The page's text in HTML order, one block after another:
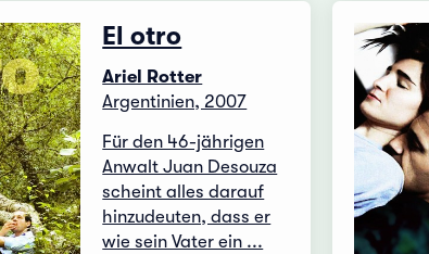
El otro
Ariel Rotter
Argentinien, 2007
Für den 46-jährigen
Anwalt Juan Desouza
scheint alles darauf
hinzudeuten, dass er
wie sein Vater ein ...